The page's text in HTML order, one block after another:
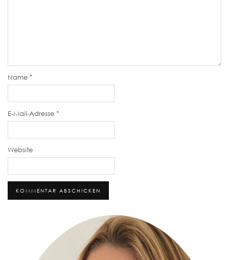
Name *
E-Mail-Adresse *
Website